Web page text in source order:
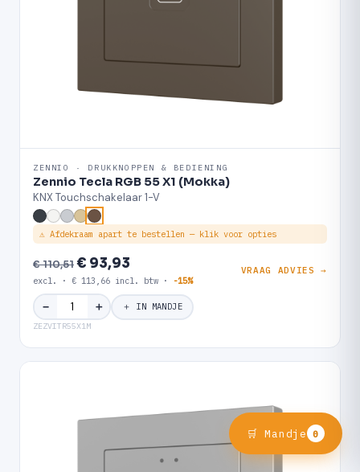
ZENNIO · DRUKKNOPPEN & BEDIENING
Zennio Tecla RGB 55 X1 (Mokka)
KNX Touchschakelaar 1-V
⚠ Afdekraam apart te bestellen — klik voor opties
€ 110,51€ 93,93
excl. · € 113,66 incl. btw · -15%
VRAAG ADVIES →
− ＋ ＋ IN MANDJE
ZEZVITR55X1M
🛒 Mandje 0